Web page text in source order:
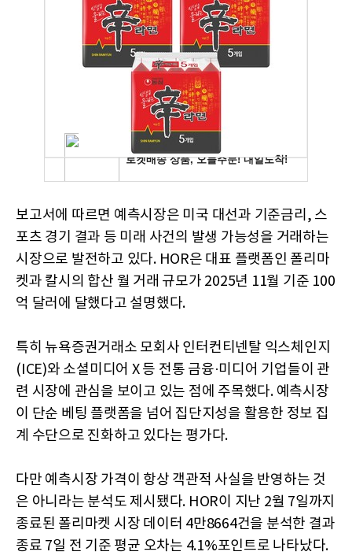
보고서에 따르면 예측시장은 미국 대선과 기준금리, 스
포츠 경기 결과 등 미래 사건의 발생 가능성을 거래하는
시장으로 발전하고 있다. HOR은 대표 플랫폼인 폴리마
켓과 칼시의 합산 월 거래 규모가 2025년 11월 기준 100
억 달러에 달했다고 설명했다.
특히 뉴욕증권거래소 모회사 인터컨티넨탈 익스체인지
(ICE)와 소셜미디어 X 등 전통 금융·미디어 기업들이 관
련 시장에 관심을 보이고 있는 점에 주목했다. 예측시장
이 단순 베팅 플랫폼을 넘어 집단지성을 활용한 정보 집
계 수단으로 진화하고 있다는 평가다.
다만 예측시장 가격이 항상 객관적 사실을 반영하는 것
은 아니라는 분석도 제시됐다. HOR이 지난 2월 7일까지
종료된 폴리마켓 시장 데이터 4만8664건을 분석한 결과
종료 7일 전 기준 평균 오차는 4.1%포인트로 나타났다.